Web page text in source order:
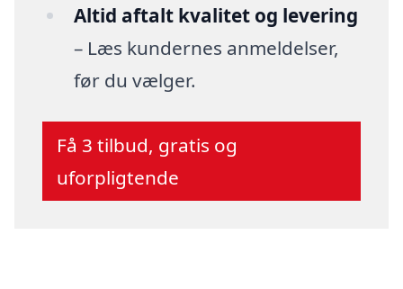
Altid aftalt kvalitet og levering
– Læs kundernes anmeldelser,
før du vælger.
Få 3 tilbud, gratis og
uforpligtende